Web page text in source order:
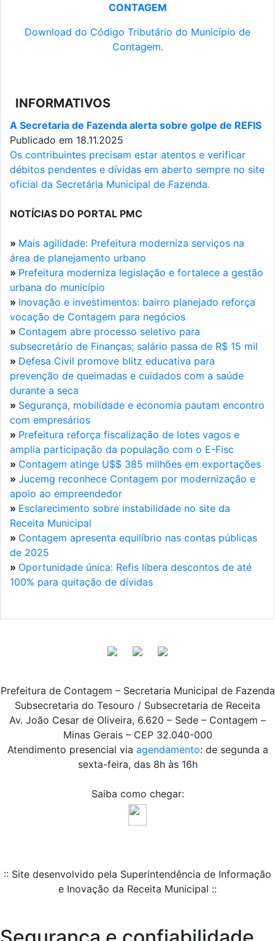
CONTAGEM
Download do Código Tributário do Município de
Contagem.
INFORMATIVOS
A Secretaria de Fazenda alerta sobre golpe de REFIS
Publicado em 18.11.2025
Os contribuintes precisam estar atentos e verificar
débitos pendentes e dívidas em aberto sempre no site
oficial da Secretária Municipal de Fazenda.
NOTÍCIAS DO PORTAL PMC
» Mais agilidade: Prefeitura moderniza serviços na
área de planejamento urbano
» Prefeitura moderniza legislação e fortalece a gestão
urbana do município
» Inovação e investimentos: bairro planejado reforça
vocação de Contagem para negócios
» Contagem abre processo seletivo para
subsecretário de Finanças; salário passa de R$ 15 mil
» Defesa Civil promove blitz educativa para
prevenção de queimadas e cuidados com a saúde
durante a seca
» Segurança, mobilidade e economia pautam encontro
com empresários
» Prefeitura reforça fiscalização de lotes vagos e
amplia participação da população com o E-Fisc
» Contagem atinge U$$ 385 milhões em exportações
» Jucemg reconhece Contagem por modernização e
apoio ao empreendedor
» Esclarecimento sobre instabilidade no site da
Receita Municipal
» Contagem apresenta equilíbrio nas contas públicas
de 2025
» Oportunidade única: Refis libera descontos de até
100% para quitação de dívidas
Prefeitura de Contagem – Secretaria Municipal de Fazenda
Subsecretaria do Tesouro / Subsecretaria de Receita
Av. João Cesar de Oliveira, 6.620 – Sede – Contagem –
Minas Gerais – CEP 32.040-000
Atendimento presencial via agendamento: de segunda a
sexta-feira, das 8h às 16h
Saiba como chegar:
:: Site desenvolvido pela Superintendência de Informação
e Inovação da Receita Municipal ::